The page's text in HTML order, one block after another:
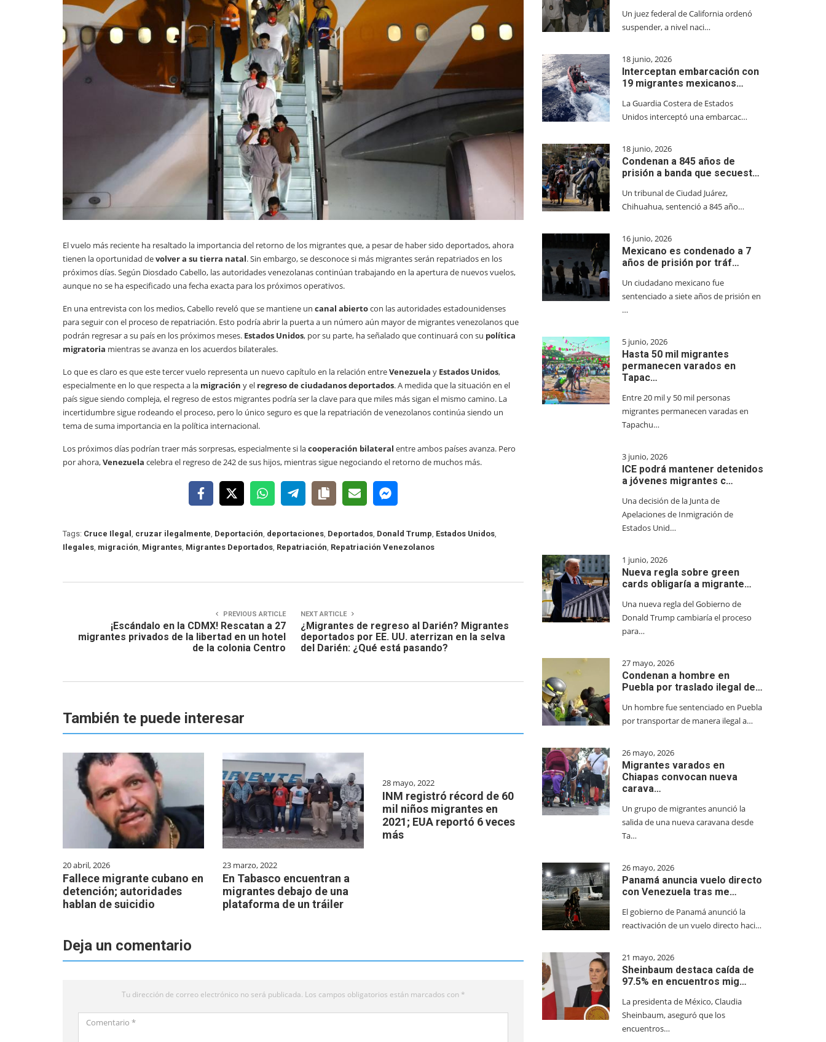
El vuelo más reciente ha resaltado la importancia del retorno de los migrantes que, a pesar de haber sido deportados, ahora
tienen la oportunidad devolver a su tierra natal. Sin embargo, se desconoce si más migrantes serán repatriados en los
próximos días. Según Diosdado Cabello, las autoridades venezolanas continúan trabajando en la apertura de nuevos vuelos,
aunque no se ha especificado una fecha exacta para los próximos operativos.
En una entrevista con los medios, Cabello reveló que se mantiene un canal abiertocon las autoridades estadounidenses
para seguir con el proceso de repatriación. Esto podría abrir la puerta a un número aún mayor de migrantes venezolanos que
podrán regresar a su país en los próximos meses. Estados Unidos, por su parte, ha señalado que continuará con su política
migratoria mientras se avanza en los acuerdos bilaterales.
Lo que es claro es que este tercer vuelo representa un nuevo capítulo en la relación entreVenezuela y Estados Unidos,
especialmente en lo que respecta a la migración y el regreso de ciudadanos deportados. A medida que la situación en el
país sigue siendo compleja, el regreso de estos migrantes podría ser la clave para que miles más sigan el mismo camino. La
incertidumbre sigue rodeando el proceso, pero lo único seguro es que la repatriación de venezolanos continúa siendo un
tema de suma importancia en la política internacional.
Los próximos días podrían traer más sorpresas, especialmente si lacooperación bilateral entre ambos países avanza. Pero
por ahora,Venezuela celebra el regreso de 242 de sus hijos, mientras sigue negociando el retorno de muchos más.
Tags: Cruce Ilegal cruzar ilegalmente Deportación deportaciones Deportados Donald Trump Estados Unidos
Ilegales migración Migrantes Migrantes Deportados Repatriación Repatriación Venezolanos
PREVIOUS ARTICLE
¡Escándalo en la CDMX! Rescatan a 27
migrantes privados de la libertad en un hotel
de la colonia Centro
NEXT ARTICLE
¿Migrantes de regreso al Darién? Migrantes
deportados por EE. UU. aterrizan en la selva
del Darién: ¿Qué está pasando?
También te puede interesar
20 abril, 2026
Fallece migrante cubano en
detención; autoridades
hablan de suicidio
23 marzo, 2022
En Tabasco encuentran a
migrantes debajo de una
plataforma de un tráiler
28 mayo, 2022
INM registró récord de 60
mil niños migrantes en
2021; EUA reportó 6 veces
más
Deja un comentario
Tu dirección de correo electrónico no será publicada. Los campos obligatorios están marcados con *
Comentario
Un juez federal de California ordenó
suspender, a nivel naci…
18 junio, 2026
Interceptan embarcación con
19 migrantes mexicanos…
La Guardia Costera de Estados
Unidos interceptó una embarcac…
18 junio, 2026
Condenan a 845 años de
prisión a banda que secuest…
Un tribunal de Ciudad Juárez,
Chihuahua, sentenció a 845 año…
16 junio, 2026
Mexicano es condenado a 7
años de prisión por tráf…
Un ciudadano mexicano fue
sentenciado a siete años de prisión en
…
5 junio, 2026
Hasta 50 mil migrantes
permanecen varados en
Tapac…
Entre 20 mil y 50 mil personas
migrantes permanecen varadas en
Tapachu…
3 junio, 2026
ICE podrá mantener detenidos
a jóvenes migrantes c…
Una decisión de la Junta de
Apelaciones de Inmigración de
Estados Unid…
1 junio, 2026
Nueva regla sobre green
cards obligaría a migrante…
Una nueva regla del Gobierno de
Donald Trump cambiaría el proceso
para…
27 mayo, 2026
Condenan a hombre en
Puebla por traslado ilegal de…
Un hombre fue sentenciado en Puebla
por transportar de manera ilegal a…
26 mayo, 2026
Migrantes varados en
Chiapas convocan nueva
carava…
Un grupo de migrantes anunció la
salida de una nueva caravana desde
Ta…
26 mayo, 2026
Panamá anuncia vuelo directo
con Venezuela tras me…
El gobierno de Panamá anunció la
reactivación de un vuelo directo haci…
21 mayo, 2026
Sheinbaum destaca caída de
97.5% en encuentros mig…
La presidenta de México, Claudia
Sheinbaum, aseguró que los
encuentros…